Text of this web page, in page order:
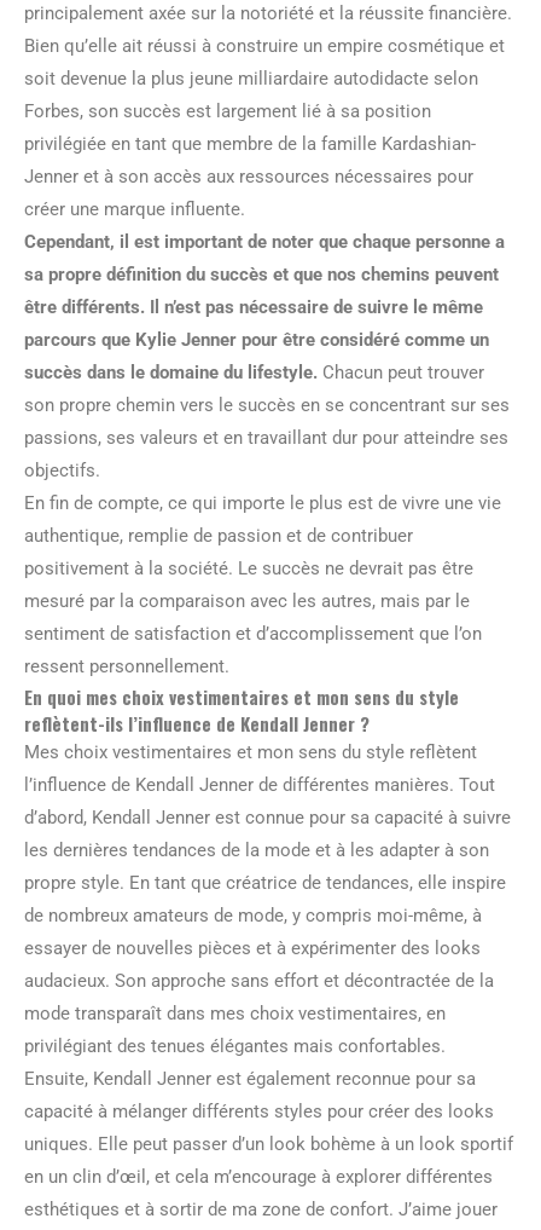
principalement axée sur la notoriété et la réussite financière.
Bien qu’elle ait réussi à construire un empire cosmétique et
soit devenue la plus jeune milliardaire autodidacte selon
Forbes, son succès est largement lié à sa position
privilégiée en tant que membre de la famille Kardashian-
Jenner et à son accès aux ressources nécessaires pour
créer une marque influente.
Cependant, il est important de noter que chaque personne a
sa propre définition du succès et que nos chemins peuvent
être différents. Il n’est pas nécessaire de suivre le même
parcours que Kylie Jenner pour être considéré comme un
succès dans le domaine du lifestyle. Chacun peut trouver
son propre chemin vers le succès en se concentrant sur ses
passions, ses valeurs et en travaillant dur pour atteindre ses
objectifs.
En fin de compte, ce qui importe le plus est de vivre une vie
authentique, remplie de passion et de contribuer
positivement à la société. Le succès ne devrait pas être
mesuré par la comparaison avec les autres, mais par le
sentiment de satisfaction et d’accomplissement que l’on
ressent personnellement.
En quoi mes choix vestimentaires et mon sens du style
reflètent-ils l’influence de Kendall Jenner ?
Mes choix vestimentaires et mon sens du style reflètent
l’influence de Kendall Jenner de différentes manières. Tout
d’abord, Kendall Jenner est connue pour sa capacité à suivre
les dernières tendances de la mode et à les adapter à son
propre style. En tant que créatrice de tendances, elle inspire
de nombreux amateurs de mode, y compris moi-même, à
essayer de nouvelles pièces et à expérimenter des looks
audacieux. Son approche sans effort et décontractée de la
mode transparaît dans mes choix vestimentaires, en
privilégiant des tenues élégantes mais confortables.
Ensuite, Kendall Jenner est également reconnue pour sa
capacité à mélanger différents styles pour créer des looks
uniques. Elle peut passer d’un look bohème à un look sportif
en un clin d’œil, et cela m’encourage à explorer différentes
esthétiques et à sortir de ma zone de confort. J’aime jouer